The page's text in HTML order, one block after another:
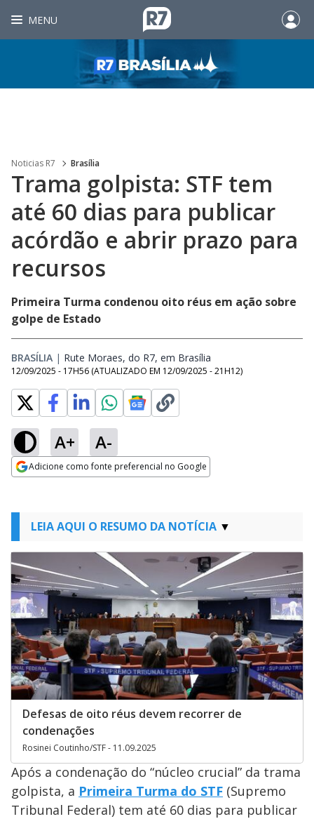
MENU
Noticias R7 Brasília
Trama golpista: STF tem
até 60 dias para publicar
acórdão e abrir prazo para
recursos
Primeira Turma condenou oito réus em ação sobre
golpe de Estado
BRASÍLIA | Rute Moraes, do R7, em Brasília
12/09/2025 - 17H56 (ATUALIZADO EM 12/09/2025 - 21H12)
A+ A-
Adicione como fonte preferencial no Google
LEIA AQUI O RESUMO DA NOTÍCIA
Defesas de oito réus devem recorrer de
condenações
Rosinei Coutinho/STF - 11.09.2025
Após a condenação do “núcleo crucial” da trama
golpista, a Primeira Turma do STF (Supremo
Tribunal Federal) tem até 60 dias para publicar